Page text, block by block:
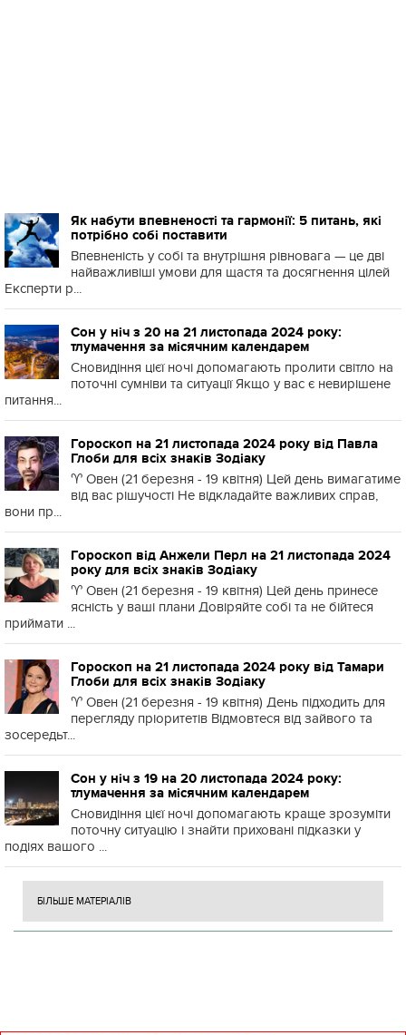
Як набути впевненості та гармонії: 5 питань, які
потрібно собі поставити
Впевненість у собі та внутрішня рівновага — це дві
найважливіші умови для щастя та досягнення цілей
Експерти р...
Сон у ніч з 20 на 21 листопада 2024 року:
тлумачення за місячним календарем
Сновидіння цієї ночі допомагають пролити світло на
поточні сумніви та ситуації Якщо у вас є невирішене
питання...
Гороскоп на 21 листопада 2024 року від Павла
Глоби для всіх знаків Зодіаку
♈️ Овен (21 березня - 19 квітня) Цей день вимагатиме
від вас рішучості Не відкладайте важливих справ,
вони пр...
Гороскоп від Анжели Перл на 21 листопада 2024
року для всіх знаків Зодіаку
♈️ Овен (21 березня - 19 квітня) Цей день принесе
ясність у ваші плани Довіряйте собі та не бійтеся
приймати ...
Гороскоп на 21 листопада 2024 року від Тамари
Глоби для всіх знаків Зодіаку
♈️ Овен (21 березня - 19 квітня) День підходить для
перегляду пріоритетів Відмовтеся від зайвого та
зосередьт...
Сон у ніч з 19 на 20 листопада 2024 року:
тлумачення за місячним календарем
Сновидіння цієї ночі допомагають краще зрозуміти
поточну ситуацію і знайти приховані підказки у
подіях вашого ...
БІЛЬШЕ МАТЕРІАЛІВ